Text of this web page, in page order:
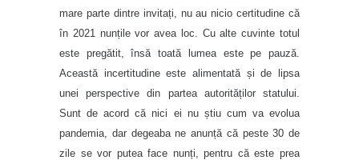
mare parte dintre invitați, nu au nicio certitudine că
în 2021 nunțile vor avea loc. Cu alte cuvinte totul
este pregătit, însă toată lumea este pe pauză.
Această incertitudine este alimentată și de lipsa
unei perspective din partea autorităților statului.
Sunt de acord că nici ei nu știu cum va evolua
pandemia, dar degeaba ne anunță că peste 30 de
zile se vor putea face nunți, pentru că este prea